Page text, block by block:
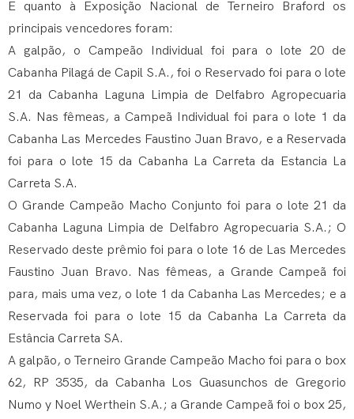
E quanto à Exposição Nacional de Terneiro Braford os
principais vencedores foram:
A galpão, o Campeão Individual foi para o lote 20 de
Cabanha Pilagá de Capil S.A., foi o Reservado foi para o lote
21 da Cabanha Laguna Limpia de Delfabro Agropecuaria
S.A. Nas fêmeas, a Campeã Individual foi para o lote 1 da
Cabanha Las Mercedes Faustino Juan Bravo, e a Reservada
foi para o lote 15 da Cabanha La Carreta da Estancia La
Carreta S.A.
O Grande Campeão Macho Conjunto foi para o lote 21 da
Cabanha Laguna Limpia de Delfabro Agropecuaria S.A.; O
Reservado deste prêmio foi para o lote 16 de Las Mercedes
Faustino Juan Bravo. Nas fêmeas, a Grande Campeã foi
para, mais uma vez, o lote 1 da Cabanha Las Mercedes; e a
Reservada foi para o lote 15 da Cabanha La Carreta da
Estância Carreta SA.
A galpão, o Terneiro Grande Campeão Macho foi para o box
62, RP 3535, da Cabanha Los Guasunchos de Gregorio
Numo y Noel Werthein S.A.; a Grande Campeã foi o box 25,